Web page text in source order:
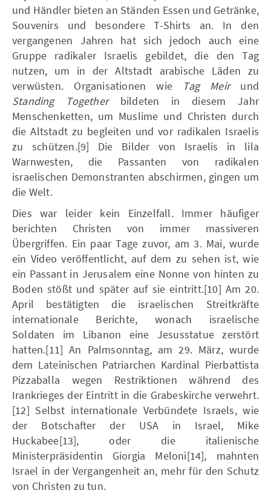
und Händler bieten an Ständen Essen und Getränke,
Souvenirs und besondere T-Shirts an. In den
vergangenen Jahren hat sich jedoch auch eine
Gruppe radikaler Israelis gebildet, die den Tag
nutzen, um in der Altstadt arabische Läden zu
verwüsten. Organisationen wie
Tag Meirund
Standing Togetherbildeten in diesem Jahr
Menschenketten, um Muslime und Christen durch
die Altstadt zu begleiten und vor radikalen Israelis
zu schützen.[9] Die Bilder von Israelis in lila
Warnwesten, die Passanten von radikalen
israelischen Demonstranten abschirmen, gingen um
die Welt.
Dies war leider kein Einzelfall. Immer häufiger
berichten Christen von immer massiveren
Übergriffen. Ein paar Tage zuvor, am 3. Mai, wurde
ein Video veröffentlicht, auf dem zu sehen ist, wie
ein Passant in Jerusalem eine Nonne von hinten zu
Boden stößt und später auf sie eintritt.[10] Am 20.
April bestätigten die israelischen Streitkräfte
internationale Berichte, wonach israelische
Soldaten im Libanon eine Jesusstatue zerstört
hatten.[11] An Palmsonntag, am 29. März, wurde
dem Lateinischen Patriarchen Kardinal Pierbattista
Pizzaballa wegen Restriktionen während des
Irankrieges der Eintritt in die Grabeskirche verwehrt.
[12] Selbst internationale Verbündete Israels, wie
der Botschafter der USA in Israel, Mike
Huckabee[13], oder die italienische
Ministerpräsidentin Giorgia Meloni[14], mahnten
Israel in der Vergangenheit an, mehr für den Schutz
von Christen zu tun.